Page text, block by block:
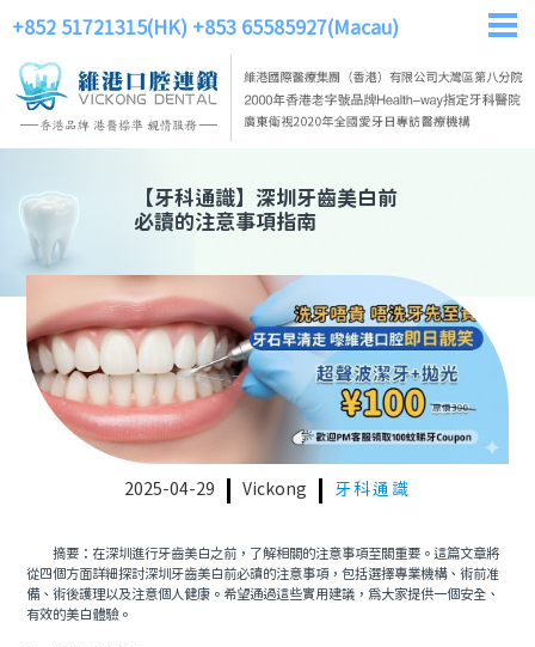
+852 51721315(HK) +853 65585927(Macau)
【牙科通識】 深圳牙齒美白前
必讀的注意事項指南
2025-04-29 Vickong 牙科通識
摘要：在深圳進行牙齒美白之前，了解相關的注意事項至關重要。這篇文章將
從四個方面詳細探討深圳牙齒美白前必讀的注意事項，包括選擇專業機構、術前准
備、術後護理以及注意個人健康。希望通過這些實用建議，爲大家提供一個安全、
有效的美白體驗。